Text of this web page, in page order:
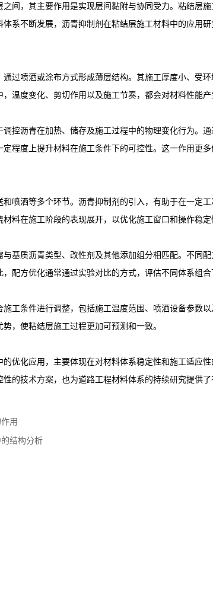
间，其主要作用是实现层间黏附与协同受力。粘结层
系不断发展，沥青抑制剂在粘结层施工材料中的应用
过喷洒或涂布方式形成薄层结构。其施工厚度小、受
温度变化、剪切作用以及施工节奏，都会对材料性能产
控沥青在加热、储存及施工过程中的物理变化行为。
程度上提升材料在施工条件下的可控性。这一作用更
喷洒等多个环节。沥青抑制剂的引入，有助于在一定
料在施工阶段的表现展开，以优化施工窗口和操作稳定
基质沥青类型、改性剂及其他添加组分相匹配。不同
配方优化通常通过实验对比的方式，评估不同体系组合
工条件进行调整，包括施工温度范围、喷洒设备参数
，使粘结层施工过程更加可预测和一致。
优化应用，主要体现在对材料体系稳定性和施工适应
的技术方案，也为道路工程材料体系的持续研究提供了
用
结构分析